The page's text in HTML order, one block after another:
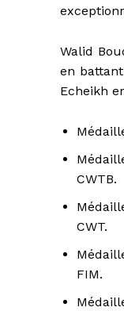
Walid
en
Echeikh
CWTB.
CWT.
FIM.